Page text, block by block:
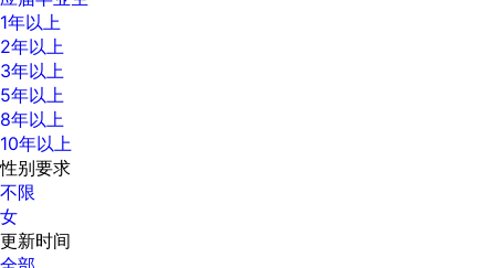
1年以上
2年以上
3年以上
5年以上
8年以上
10年以上
性别要求
不限
女
更新时间